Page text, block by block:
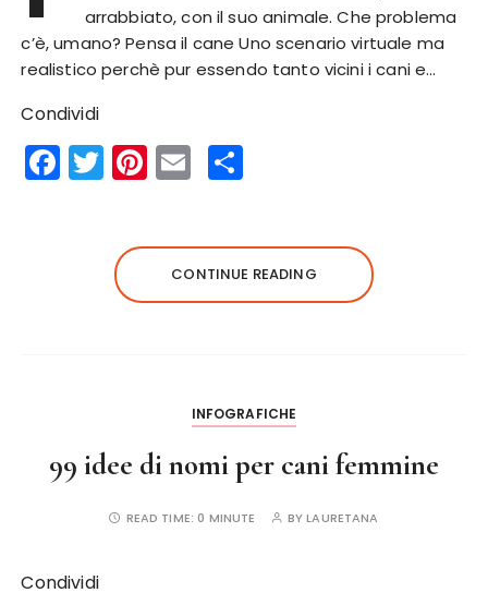
arrabbiato, con il suo animale. Che problema
c’è, umano? Pensa il cane Uno scenario virtuale ma
realistico perchè pur essendo tanto vicini i cani e…
Condividi
F
a
T
w
te
r
Pi
n
re
st
E
m
l re
CONTINUE READING
INFOGRAFICHE
99 idee di nomi per cani femmine
READ TIME: 0 MINUTE BYLAURETANA
Condividi